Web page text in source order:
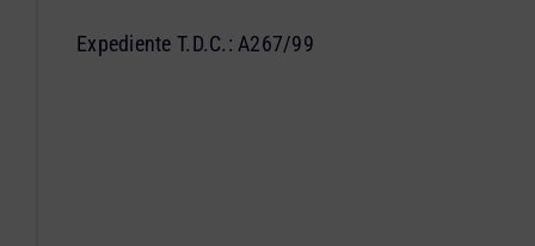
Expediente T.D.C.: A267/99